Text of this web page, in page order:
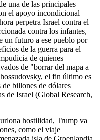
una de las principales
el apoyo incondicional
perpetra Israel contra el
contra los infantes,
un futuro a ese pueblo por
de la guerra para el
de quienes
de
borrar del mapa a
el fin último es
de billones de dólares
de Israel (Global Research,
hostilidad, Trump va
como el viaje